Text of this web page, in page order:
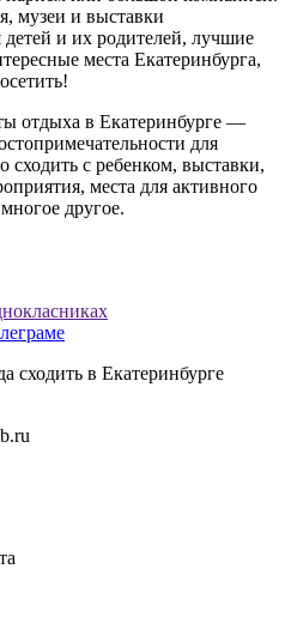
музеи и выставки
и их родителей, лучшие
места Екатеринбурга,
отдыха в Екатеринбурге —
для
сходить с ребенком, выставки,
места для активного
другое.
сходить в Екатеринбурге